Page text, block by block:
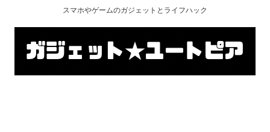
スマホやゲームのガジェットとライフハック